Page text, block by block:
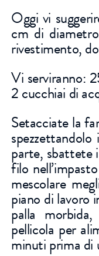
Oggi vi
cm di
rivestimento,
Vi serviranno:
2 cucchiai di
Setacciate la
parte, sbattete
filo
mescolare
piano di lavoro
palla
pellicola per
minuti prima di